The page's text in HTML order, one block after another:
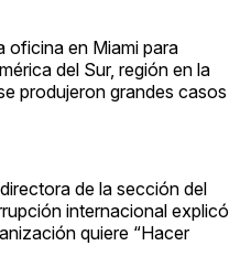
oficina en Miami para
del Sur, región en la
produjeron grandes casos
de la sección del
internacional explicó
quiere “Hacer